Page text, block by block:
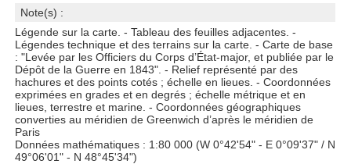
Note(s) :
Légende sur la carte. - Tableau des feuilles adjacentes. -
Légendes technique et des terrains sur la carte. - Carte de base
: "Levée par les Officiers du Corps d’État-major, et publiée par le
Dépôt de la Guerre en 1843". - Relief représenté par des
hachures et des points cotés ; échelle en lieues. - Coordonnées
exprimées en grades et en degrés ; échelle métrique et en
lieues, terrestre et marine. - Coordonnées géographiques
converties au méridien de Greenwich d’après le méridien de
Paris
Données mathématiques : 1:80 000 (W 0°42'54" - E 0°09'37" / N
49°06'01" - N 48°45'34")